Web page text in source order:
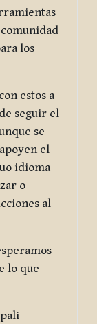
los
estos a
seguir el
se
el
idioma
o
al
lo que